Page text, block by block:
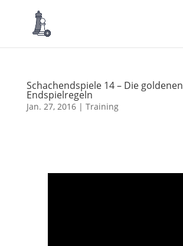
Schachendspiele 14 – Die goldenen
Endspielregeln
Jan. 27, 2016| Training